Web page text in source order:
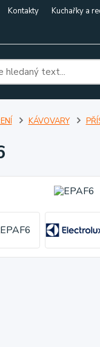
Kontakty Kuchařky a
KÁVOVARY